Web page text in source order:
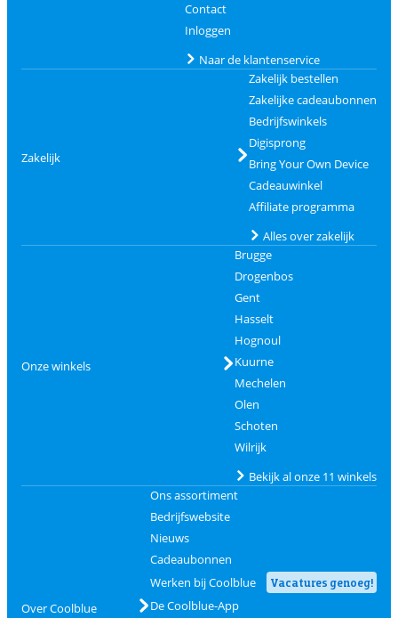
Contact
Inloggen
Naar de klantenservice
Zakelijk
Zakelijk bestellen
Zakelijke cadeaubonnen
Bedrijfswinkels
Digisprong
Bring Your Own Device
Cadeauwinkel
Affiliate programma
Alles over zakelijk
Onze winkels
Brugge
Drogenbos
Gent
Hasselt
Hognoul
Kuurne
Mechelen
Olen
Schoten
Wilrijk
Bekijk al onze 11 winkels
Over Coolblue
Ons assortiment
Bedrijfswebsite
Nieuws
Cadeaubonnen
Werken bij Coolblue
Vacatures genoeg!
De Coolblue-App